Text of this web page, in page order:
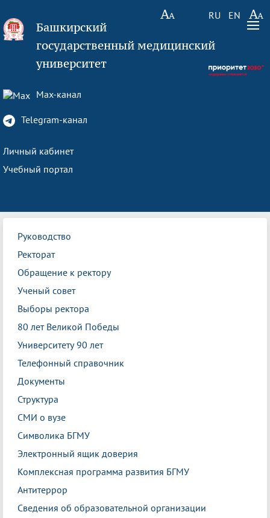
RU EN
Башкирский
государственный медицинский
университет
Max-канал
Telegram-канал
Личный кабинет
Учебный портал
Руководство
Ректорат
Обращение к ректору
Ученый совет
Выборы ректора
80 лет Великой Победы
Университету 90 лет
Телефонный справочник
Документы
Структура
СМИ о вузе
Символика БГМУ
Электронный ящик доверия
Комплексная программа развития БГМУ
Антитеррор
Сведения об образовательной организации